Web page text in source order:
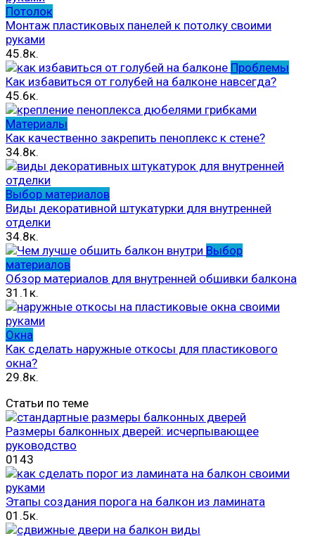
Потолок
Монтаж пластиковых панелей к потолку своими
руками
45.8к.
Проблемы
Как избавиться от голубей на балконе навсегда?
45.6к.
Материалы
Как качественно закрепить пеноплекс к стене?
34.8к.
Выбор материалов
Виды декоративной штукатурки для внутренней
отделки
34.8к.
Выбор
материалов
Обзор материалов для внутренней обшивки балкона
31.1к.
Окна
Как сделать наружные откосы для пластикового
окна?
29.8к.
Статьи по теме
Размеры балконных дверей: исчерпывающее
руководство
0143
Этапы создания порога на балкон из ламината
01.5к.